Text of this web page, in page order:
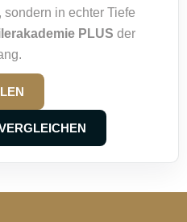
in echter Tiefe
PLUS der